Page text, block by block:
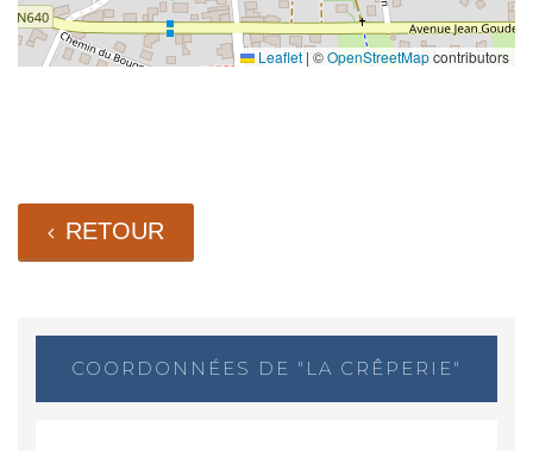
Leaflet | ©OpenStreetMapcontributors
RETOUR
COORDONNÉES DE "LA CRÊPERIE"